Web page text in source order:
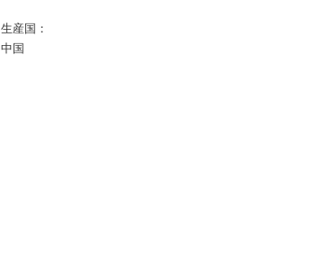
生産国：
中国